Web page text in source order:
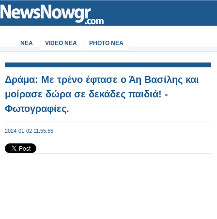
ΝΕΑ VIDEO NEA PHOTO NEA
Δράμα: Με τρένο έφτασε ο Άη Βασίλης και
μοίρασε δώρα σε δεκάδες παιδιά! -
Φωτογραφίες.
2024-01-02 11:55:55